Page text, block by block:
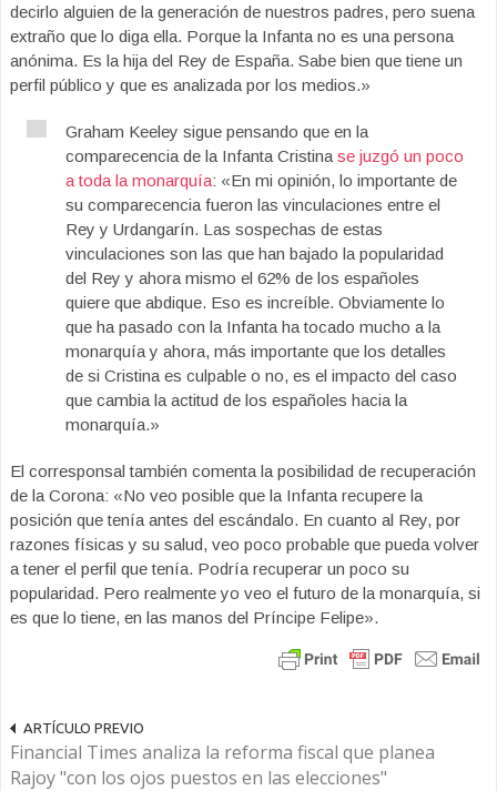
decirlo alguien de la generación de nuestros padres, pero suena
extraño que lo diga ella. Porque la Infanta no es una persona
anónima. Es la hija del Rey de España. Sabe bien que tiene un
perfil público y que es analizada por los medios.»
Graham Keeley sigue pensando que en la
comparecencia de la Infanta Cristina se juzgó un poco
a toda la monarquía: «En mi opinión, lo importante de
su comparecencia fueron las vinculaciones entre el
Rey y Urdangarín. Las sospechas de estas
vinculaciones son las que han bajado la popularidad
del Rey y ahora mismo el 62% de los españoles
quiere que abdique. Eso es increíble. Obviamente lo
que ha pasado con la Infanta ha tocado mucho a la
monarquía y ahora, más importante que los detalles
de si Cristina es culpable o no, es el impacto del caso
que cambia la actitud de los españoles hacia la
monarquía.»
El corresponsal también comenta la posibilidad de recuperación
de la Corona: «No veo posible que la Infanta recupere la
posición que tenía antes del escándalo. En cuanto al Rey, por
razones físicas y su salud, veo poco probable que pueda volver
a tener el perfil que tenía. Podría recuperar un poco su
popularidad. Pero realmente yo veo el futuro de la monarquía, si
es que lo tiene, en las manos del Príncipe Felipe».
ARTÍCULO PREVIO
Financial Times analiza la reforma fiscal que planea
Rajoy "con los ojos puestos en las elecciones"